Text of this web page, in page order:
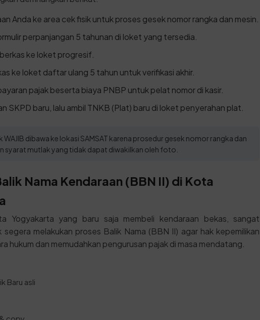
Anda ke area cek fisik untuk proses gesek nomor rangka dan mesin.
perpanjangan 5 tahunan di loket yang tersedia.
ke loket progresif.
ke loket daftar ulang 5 tahun untuk verifikasi akhir.
pajak beserta biaya PNBP untuk pelat nomor di kasir.
SKPD baru, lalu ambil TNKB (Plat) baru di loket penyerahan plat.
WAJIB dibawa ke lokasi SAMSAT karena prosedur gesek nomor rangka dan
syarat mutlak yang tidak dapat diwakilkan oleh foto.
Nama Kendaraan (BBN II) di Kota
Yogyakarta yang baru saja membeli kendaraan bekas, sangat
segera melakukan proses Balik Nama (BBN II) agar hak kepemilikan
hukum dan memudahkan pengurusan pajak di masa mendatang.
Baru asli